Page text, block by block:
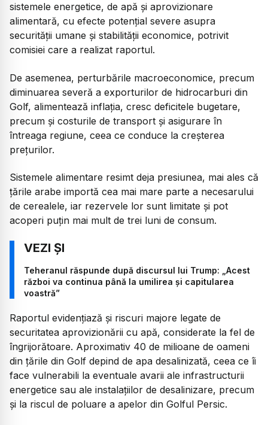
sistemele energetice, de apă și aprovizionare
alimentară, cu efecte potențial severe asupra
securității umane și stabilității economice, potrivit
comisiei care a realizat raportul.
De asemenea, perturbările macroeconomice, precum
diminuarea severă a exporturilor de hidrocarburi din
Golf, alimentează inflația, cresc deficitele bugetare,
precum și costurile de transport și asigurare în
întreaga regiune, ceea ce conduce la creșterea
prețurilor.
Sistemele alimentare resimt deja presiunea, mai ales că
țările arabe importă cea mai mare parte a necesarului
de cerealele, iar rezervele lor sunt limitate și pot
acoperi puțin mai mult de trei luni de consum.
Teheranul răspunde după discursul lui Trump: „Acest
război va continua până la umilirea și capitularea
voastră”
Raportul evidențiază și riscuri majore legate de
securitatea aprovizionării cu apă, considerate la fel de
îngrijorătoare. Aproximativ 40 de milioane de oameni
din țările din Golf depind de apa desalinizată, ceea ce îi
face vulnerabili la eventuale avarii ale infrastructurii
energetice sau ale instalațiilor de desalinizare, precum
și la riscul de poluare a apelor din Golful Persic.